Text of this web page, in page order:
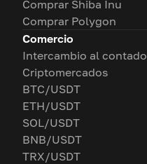
Comprar Shiba Inu
Comprar Polygon
Comercio
Intercambio al contado
Criptomercados
BTC/USDT
ETH/USDT
SOL/USDT
BNB/USDT
TRX/USDT